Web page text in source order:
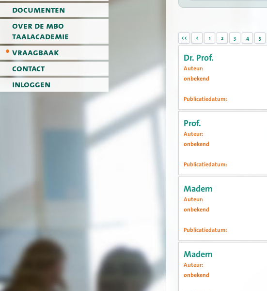
documenten
over de mbo
taalacademie
vraagbaak
contact
inloggen
<< < 1 2 3 4 5
Dr. Prof.
Auteur:
onbekend
Publicatiedatum:
12 november 2025
Prof.
Auteur:
onbekend
Publicatiedatum:
9 november 2025
Madem
Auteur:
onbekend
Publicatiedatum:
7 november 2025
Madem
Auteur:
onbekend